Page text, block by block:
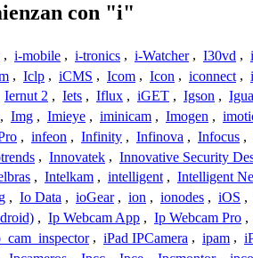
con "i"
, i-mobile , i-tronics , i-Watcher , I30vd ,
, Iclp , iCMS , Icom , Icon , iconnect ,
Iernut 2 , Iets , Iflux , iGET , Igson ,
, Img , Imieye , iminicam , Imogen ,
, infeon , Infinity , Infinova , Infocus ,
, Innovatek , Innovative Security
, Intelkam , intelligent , Intelligent
, Io Data , ioGear , ion , ionodes , iOS ,
, Ip Webcam App , Ip Webcam Pro ,
, iPad IPCamera , ipam ,